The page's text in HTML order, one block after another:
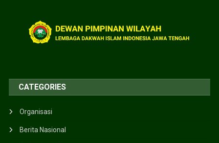
CATEGORIES
Organisasi
Berita Nasional